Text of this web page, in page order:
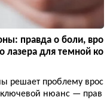
правда о боли, вро
лазера для темной ко
решает проблему врос
ключевой нюанс — прав